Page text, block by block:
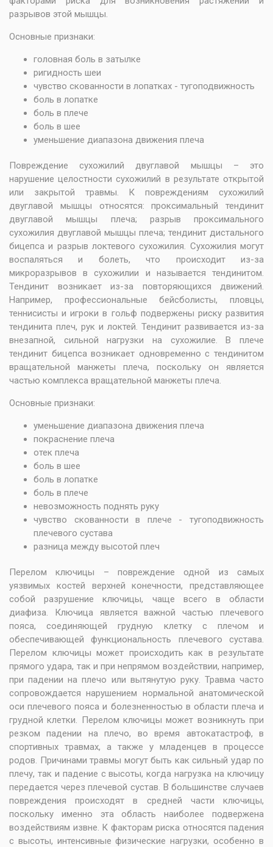
разрывов этой мышцы.
Основные признаки:
головная боль в затылке
ригидность шеи
чувство скованности в лопатках - тугоподвижность
боль в лопатке
боль в плече
боль в шее
уменьшение диапазона движения плеча
Повреждение сухожилий двуглавой мышцы – это
нарушение целостности сухожилий в результате открытой
или закрытой травмы. К повреждениям сухожилий
двуглавой мышцы относятся: проксимальный тендинит
двуглавой мышцы плеча; разрыв проксимального
сухожилия двуглавой мышцы плеча; тендинит дистального
бицепса и разрыв локтевого сухожилия. Сухожилия могут
воспаляться и болеть, что происходит из-за
микроразрывов в сухожилии и называется тендинитом.
Тендинит возникает из-за повторяющихся движений.
Например, профессиональные бейсболисты, пловцы,
теннисисты и игроки в гольф подвержены риску развития
тендинита плеч, рук и локтей. Тендинит развивается из-за
внезапной, сильной нагрузки на сухожилие. В плече
тендинит бицепса возникает одновременно с тендинитом
вращательной манжеты плеча, поскольку он является
частью комплекса вращательной манжеты плеча.
Основные признаки:
уменьшение диапазона движения плеча
покраснение плеча
отек плеча
боль в шее
боль в лопатке
боль в плече
невозможность поднять руку
чувство скованности в плече - тугоподвижность
плечевого сустава
разница между высотой плеч
Перелом ключицы – повреждение одной из самых
уязвимых костей верхней конечности, представляющее
собой разрушение ключицы, чаще всего в области
диафиза. Ключица является важной частью плечевого
пояса, соединяющей грудную клетку с плечом и
обеспечивающей функциональность плечевого сустава.
Перелом ключицы может происходить как в результате
прямого удара, так и при непрямом воздействии, например,
при падении на плечо или вытянутую руку. Травма часто
сопровождается нарушением нормальной анатомической
оси плечевого пояса и болезненностью в области плеча и
грудной клетки. Перелом ключицы может возникнуть при
резком падении на плечо, во время автокатастроф, в
спортивных травмах, а также у младенцев в процессе
родов. Причинами травмы могут быть как сильный удар по
плечу, так и падение с высоты, когда нагрузка на ключицу
передается через плечевой сустав. В большинстве случаев
повреждения происходят в средней части ключицы,
поскольку именно эта область наиболее подвержена
воздействиям извне. К факторам риска относятся падения
с высоты, интенсивные физические нагрузки, особенно в